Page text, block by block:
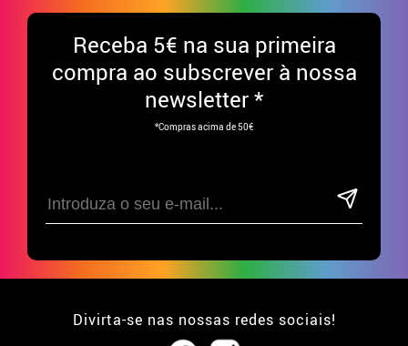
Receba 5€ na sua primeira
compra ao subscrever à nossa
newsletter *
*Compras acima de 50€
Divirta-se nas nossas redes sociais!